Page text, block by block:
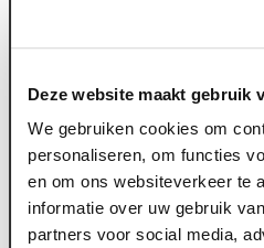
Deze website maakt gebruik
We gebruiken cookies om
personaliseren, om functies
en om ons websiteverkeer te
informatie over uw gebruik
partners voor social media,
kan bevrijden en over de
Inclusief educatievideo
Niet geschikt voor SO
Vervoer nodig naar het
Via Arriva kun je gratis met